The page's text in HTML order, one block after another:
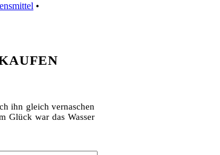
•
ihn gleich vernaschen
Glück war das Wasser